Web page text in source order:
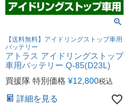
【送料無料】アイドリングストップ車用
バッテリー
アトラス アイドリングストップ
車用バッテリー Q-85(D23L)
買援隊 特別価格 ¥12,800税込
詳細を見る